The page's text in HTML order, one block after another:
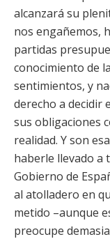
alcanzará su
nos engañemos,
partidas
conocimiento de
sentimientos, y
derecho a decidir
sus obligaciones
realidad. Y son
haberle llevado a
Gobierno de
al atolladero en
metido –aunque
preocupe